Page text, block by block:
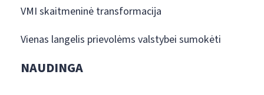
VMI skaitmeninė transformacija
Vienas langelis prievolėms valstybei sumokėti
NAUDINGA